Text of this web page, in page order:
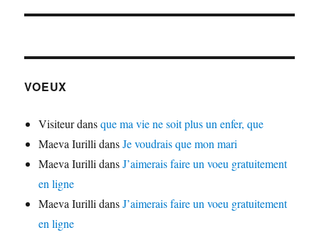
VOEUX
Visiteurdansque ma vie ne soit plus un enfer, que
Maeva Iurilli dansJe voudrais que mon mari
Maeva Iurilli dansJ’aimerais faire un voeu gratuitement
en ligne
Maeva Iurilli dansJ’aimerais faire un voeu gratuitement
en ligne